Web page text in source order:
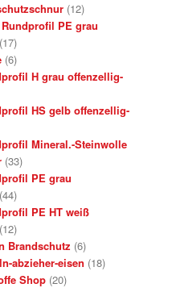
(12)
PE grau
(17)
(6)
H grau offenzellig-
HS gelb offenzellig-
Mineral.-Steinwolle
(33)
PE grau
(44)
PE HT weiß
(12)
Brandschutz (6)
abzieher-eisen (18)
Shop (20)